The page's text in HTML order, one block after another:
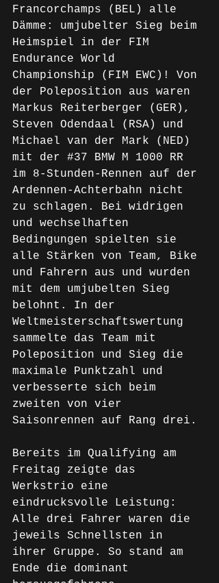
Francorchamps (BEL) alle
Dämme: umjubelter Sieg beim
Heimspiel in der FIM
Endurance World
Championship (FIM EWC)! Von
der Poleposition aus waren
Markus Reiterberger (GER),
Steven Odendaal (RSA) und
Michael van der Mark (NED)
mit der #37 BMW M 1000 RR
im 8-Stunden-Rennen auf der
Ardennen-Achterbahn nicht
zu schlagen. Bei widrigen
und wechselhaften
Bedingungen spielten sie
alle Stärken von Team, Bike
und Fahrern aus und wurden
mit dem umjubelten Sieg
belohnt. In der
Weltmeisterschaftswertung
sammelte das Team mit
Poleposition und Sieg die
maximale Punktzahl und
verbesserte sich beim
zweiten von vier
Saisonrennen auf Rang drei.
Bereits im Qualifying am
Freitag zeigte das
Werkstrio eine
eindrucksvolle Leistung:
Alle drei Fahrer waren die
jeweils Schnellsten in
ihrer Gruppe. So stand am
Ende die dominant